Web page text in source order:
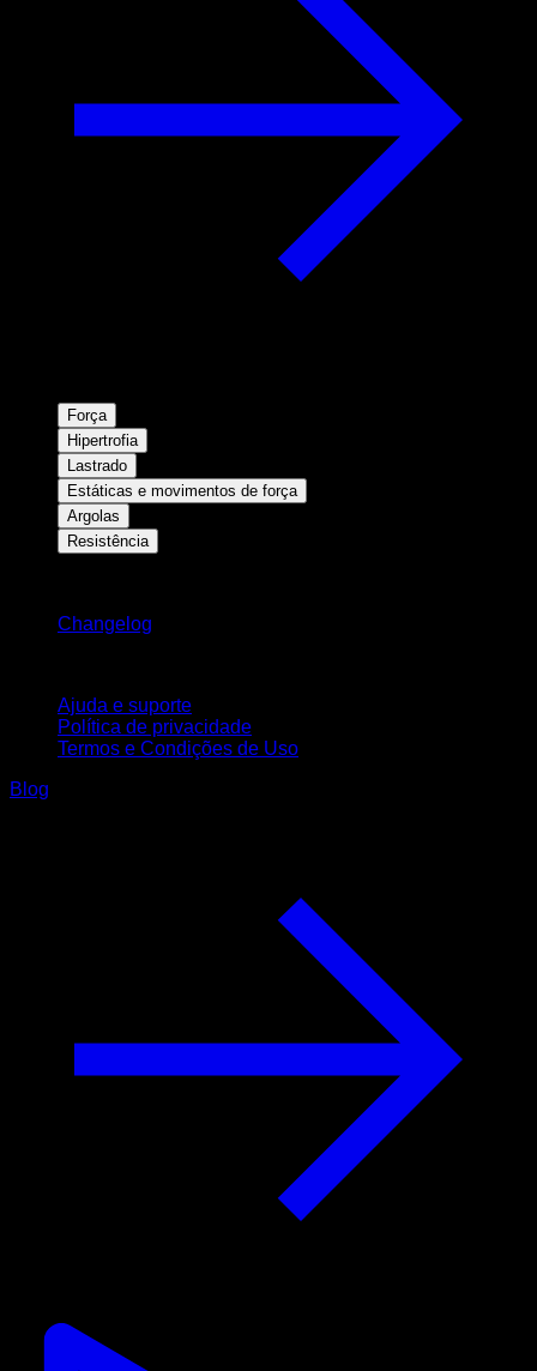
Força
Hipertrofia
Lastrado
Estáticas e movimentos de força
Argolas
Resistência
Changelog
Ajuda e suporte
Política de privacidade
Termos e Condições de Uso
Blog